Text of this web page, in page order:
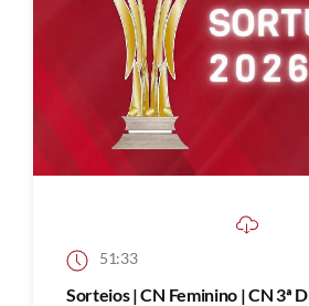
51:33
Sorteios | CN Feminino | CN 3ª